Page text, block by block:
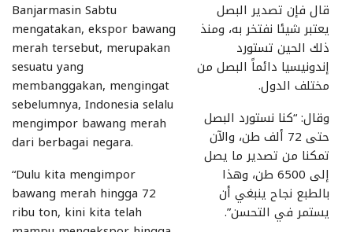
قال فإن تصدير البصل
يعتبر شيئا نفتخر به، ومنذ
ذلك الحين تستورد
إندونيسيا دائماً البصل من
مختلف الدول.
وقال: “كنا نستورد البصل
حتى 72 ألف طن، والآن
تمكنا من تصدير ما يصل
إلى 6500 طن، وهذا
بالطبع نجاح ينبغي أن
يستمر في التحسن”.
Banjarmasin Sabtu
mengatakan, ekspor bawang
merah tersebut, merupakan
sesuatu yang
membanggakan, mengingat
sebelumnya, Indonesia selalu
mengimpor bawang merah
dari berbagai negara.
“Dulu kita mengimpor
bawang merah hingga 72
ribu ton, kini kita telah